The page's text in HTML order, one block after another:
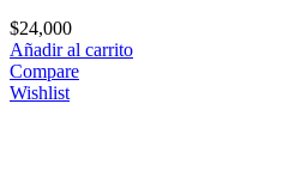
$24,000
Añadir al carrito
Compare
Wishlist